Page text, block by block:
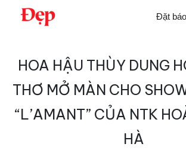
Chuyển
Đặt báo
kiếm
HOA HẬU THÙY DUNG
THƠ MỞ MÀN CHO
“L’AMANT” CỦA NTK
HÀ